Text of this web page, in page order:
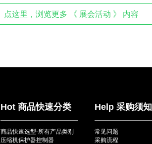
点这里，浏览更多 《 展会活动 》 内容
Hot 商品快速分类
商品快速选型-所有产品类别
压缩机保护器控制器
Help 采购须知
常见问题
采购流程